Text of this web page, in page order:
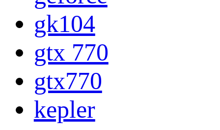
gk104
gtx 770
gtx770
kepler